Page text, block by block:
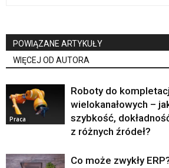
POWIĄZANE ARTYKUŁY
WIĘCEJ OD AUTORA
Praca
Roboty do
wielokanałowych –
szybkość,
z różnych źródeł?
Co może zwykły